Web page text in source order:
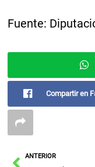
Fuente:
Compartir en
AntANTERIOR